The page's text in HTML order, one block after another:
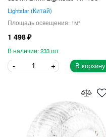
Lightstar Китай
1
1 498
233
В корзину